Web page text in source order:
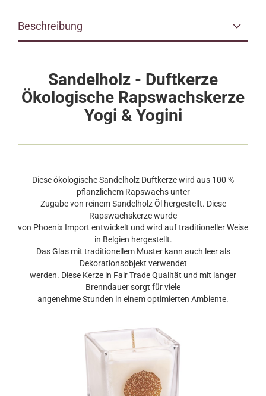
Beschreibung
Sandelholz - Duftkerze
Ökologische Rapswachskerze
Yogi & Yogini
Diese ökologische Sandelholz Duftkerze wird aus 100 %
pflanzlichem Rapswachs unter
Zugabe von reinem Sandelholz Öl hergestellt. Diese
Rapswachskerze wurde
von Phoenix Import entwickelt und wird auf traditioneller Weise
in Belgien hergestellt.
Das Glas mit traditionellem Muster kann auch leer als
Dekorationsobjekt verwendet
werden. Diese Kerze in Fair Trade Qualität und mit langer
Brenndauer sorgt für viele
angenehme Stunden in einem optimierten Ambiente.